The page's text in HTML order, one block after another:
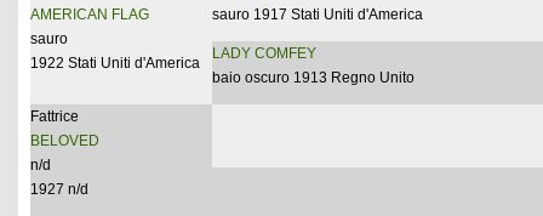
AMERICAN FLAG
sauro
1922 Stati Uniti d'America
sauro 1917 Stati Uniti d'America
LADY COMFEY
baio oscuro 1913 Regno Unito
Fattrice
BELOVED
n/d
1927 n/d